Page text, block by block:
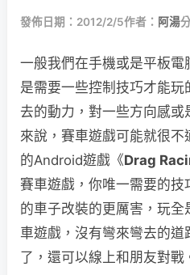
發佈日期：2012/2/5作者： 阿湯
一般我們在手機或是平板
是需要一些控制技巧才能
去的動力，對一些方向感
來說，賽車遊戲可能就很
的Android遊戲《Drag
賽車遊戲，你唯一需要的
的車子改裝的更厲害，玩
車遊戲，沒有彎來彎去的
了，還可以線上和朋友對戰